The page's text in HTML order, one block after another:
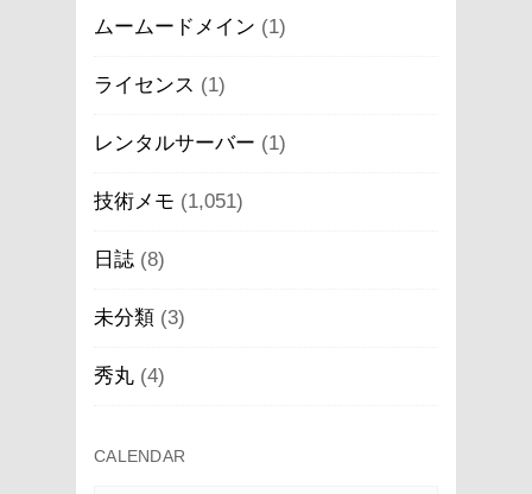
ムームードメイン (1)
ライセンス (1)
レンタルサーバー (1)
技術メモ (1,051)
日誌 (8)
未分類 (3)
秀丸 (4)
CALENDAR